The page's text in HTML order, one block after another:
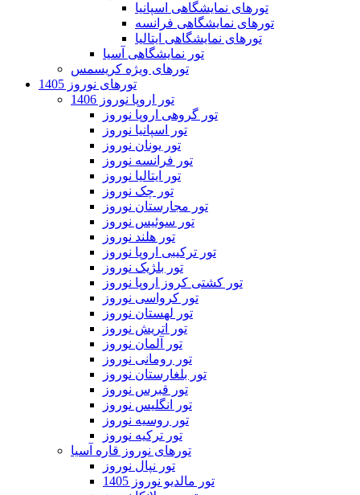
تورهای نمایشگاهی اسپانیا
تورهای نمایشگاهی فرانسه
تورهای نمایشگاهی ایتالیا
تور نمایشگاهی آسیا
تورهای ویژه کریسمس
تورهای نوروز 1405
تور اروپا نوروز 1406
تور گروهی اروپا نوروز
تور اسپانیا نوروز
تور یونان نوروز
تور فرانسه نوروز
تور ایتالیا نوروز
تور چک نوروز
تور مجارستان نوروز
تور سوئیس نوروز
تور هلند نوروز
تور ترکیبی اروپا نوروز
تور بلژیک نوروز
تور کشتی کروز اروپا نوروز
تور کرواسی نوروز
تور لهستان نوروز
تور اتریش نوروز
تور آلمان نوروز
تور رومانی نوروز
تور بلغارستان نوروز
تور قبرس نوروز
تور انگلیس نوروز
تور روسیه نوروز
تور ترکیه نوروز
تورهای نوروز قاره آسیا
تور نپال نوروز
تور مالدیو نوروز 1405